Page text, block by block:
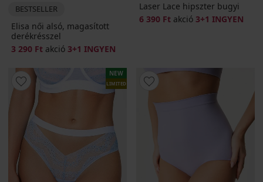
BESTSELLER
Elisa női alsó, magasított
derékrésszel
3 290 Ft akció 3+1 INGYEN
Laser Lace hipszter bugyi
6 390 Ft akció 3+1 INGYEN
NEW
LIMITED